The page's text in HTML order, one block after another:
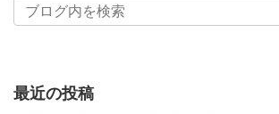
最近の投稿